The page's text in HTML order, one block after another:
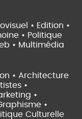
• Edition •
• Politique
• Multimédia
• Architecture
•
•
•
Culturelle